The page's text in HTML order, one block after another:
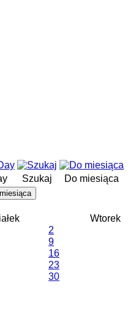
Szukaj Do miesiąca
Wtorek
2
9
16
23
30